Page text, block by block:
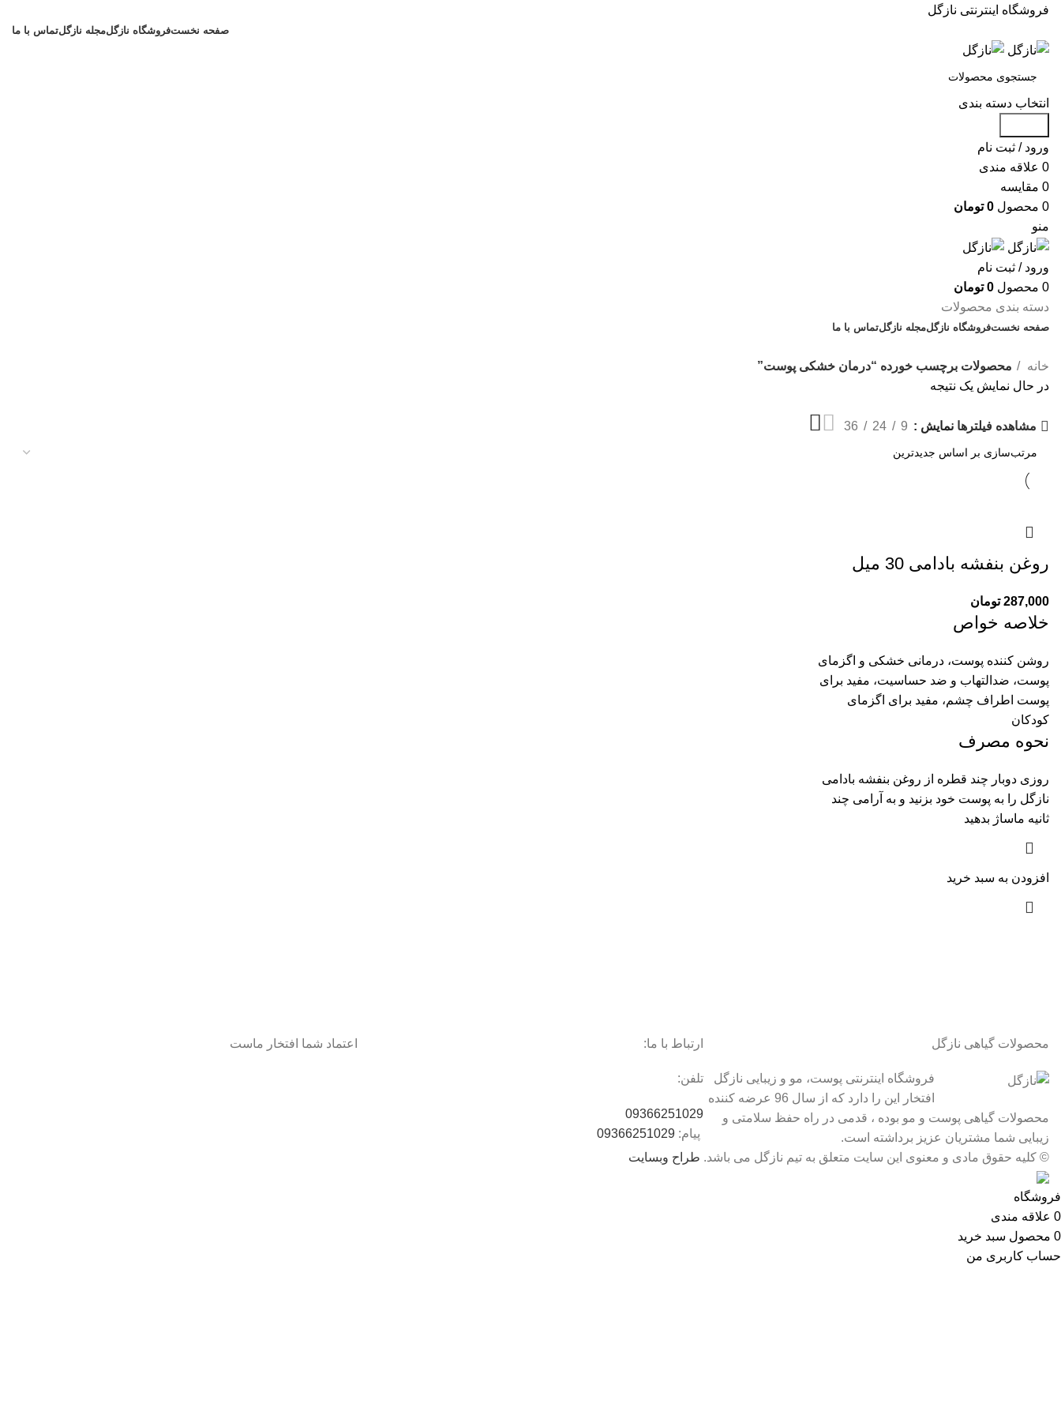
فروشگاه اینترنتی نازگل
صفحه نخستفروشگاه نازگلمجله نازگلتماس با ما
انتخاب دسته بندی
ورود / ثبت نام
0 علاقه مندی
0 مقایسه
0 محصول 0 تومان
منو
ورود / ثبت نام
0 محصول 0 تومان
دسته بندی محصولات
صفحه نخستفروشگاه نازگلمجله نازگلتماس با ما
خانه
محصولات برچسب خورده “درمان خشکی پوست”
در حال نمایش یک نتیجه
مشاهده فیلترها نمایش 9
24
36
روغن بنفشه بادامی 30 میل
287,000 تومان
خلاصه خواص
روشن کننده پوست، درمانی خشکی و اگزمای
پوست، ضدالتهاب و ضد حساسیت، مفید برای
پوست اطراف چشم، مفید برای اگزمای
کودکان
نحوه مصرف
روزی دوبار چند قطره از روغن بنفشه بادامی
نازگل را به پوست خود بزنید و به آرامی چند
ثانیه ماساژ بدهید
افزودن به سبد خرید
محصولات گیاهی نازگل
فروشگاه اینترنتی پوست، مو و زیبایی نازگل
افتخار این را دارد که از سال 96 عرضه کننده
محصولات گیاهی پوست و مو بوده ، قدمی در راه حفظ سلامتی و
زیبایی شما مشتریان عزیز برداشته است.
ارتباط با ما:
تلفن:
09366251029
پیام: 09366251029
اعتماد شما افتخار ماست
© کلیه حقوق مادی و معنوی این سایت متعلق به تیم نازگل می باشد. طراح وبسایت
فروشگاه
0 علاقه مندی
0 محصول سبد خرید
حساب کاربری من